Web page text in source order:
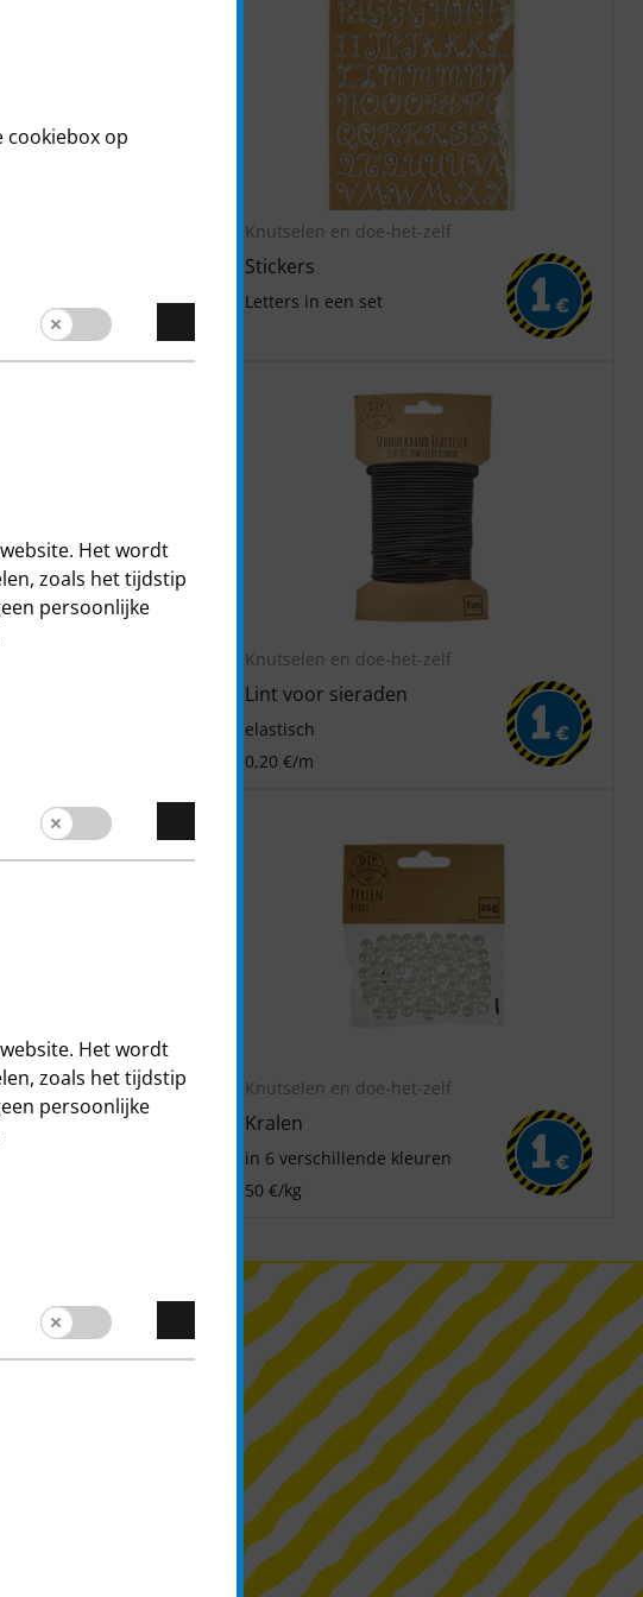
1 €
Knutselen en doe-het-zelf
Stickers
Letters in een set 1 €
Knutselen en doe-het-zelf
Lint voor sieraden
elastisch
0,20 €/m
1 €
het-zelf
draad
Knutselen en doe-het-zelf
Kralen
in 6 verschillende kleuren
50 €/kg
1 €
cookiebox op
Het wordt
zoals het tijdstip
persoonlijke
Het wordt
zoals het tijdstip
persoonlijke